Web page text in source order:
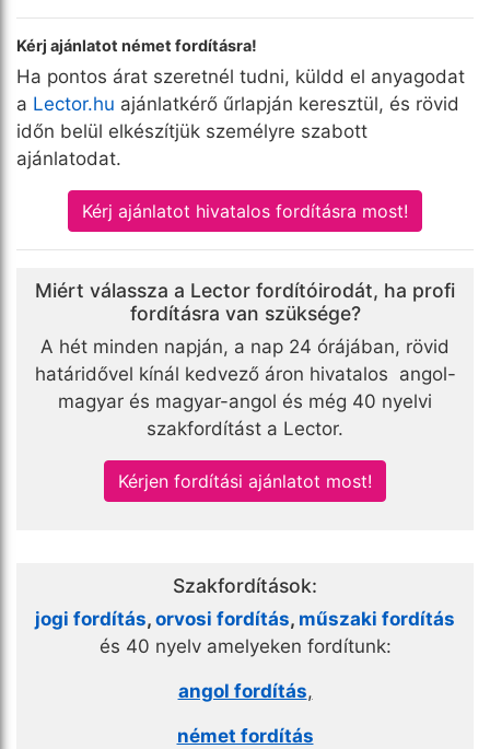
Kérj ajánlatot német fordításra!
Ha pontos árat szeretnél tudni, küldd el anyagodat
a Lector.hu ajánlatkérő űrlapján keresztül, és rövid
időn belül elkészítjük személyre szabott
ajánlatodat.
Kérj ajánlatot hivatalos fordításra most!
Miért válassza a Lector fordítóirodát, ha profi
fordításra van szüksége?
A hét minden napján, a nap 24 órájában, rövid
határidővel kínál kedvező áron hivatalos angol-
magyar és magyar-angol és még 40 nyelvi
szakfordítást a Lector.
Kérjen fordítási ajánlatot most!
Szakfordítások:
jogi fordítás, orvosi fordítás, műszaki fordítás
és 40 nyelv amelyeken fordítunk:
angol fordítás,
német fordítás